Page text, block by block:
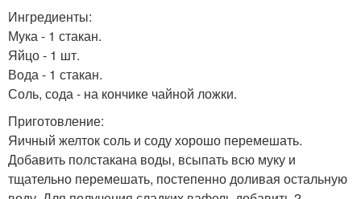
Ингредиенты:
Мука - 1 стакан.
Яйцо - 1 шт.
Вода - 1 стакан.
Соль, сода - на кончике чайной ложки.
Приготовление:
Яичный желток соль и соду хорошо перемешать.
Добавить полстакана воды, всыпать всю муку и
тщательно перемешать, постепенно доливая остальную